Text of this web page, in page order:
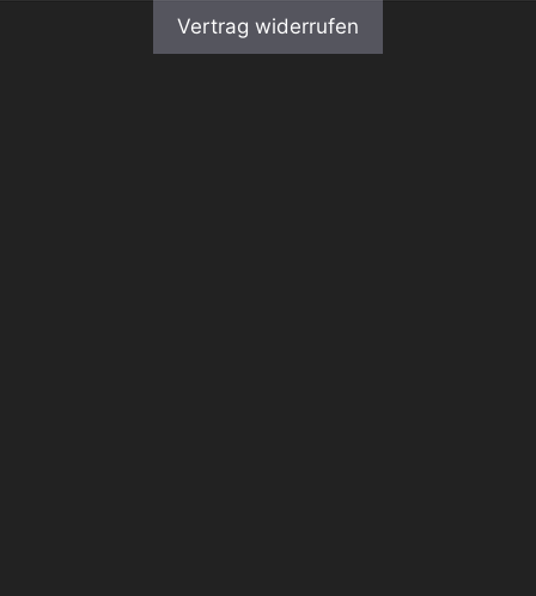
Vertrag widerrufen